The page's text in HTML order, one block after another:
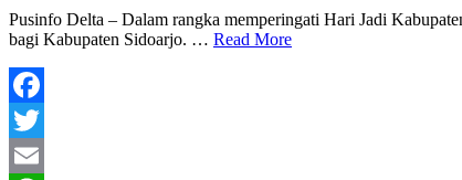
Pusinfo Delta – Dalam rangka memperingati Hari Jadi
bagi Kabupaten Sidoarjo. … Read More
Facebook
Twitter